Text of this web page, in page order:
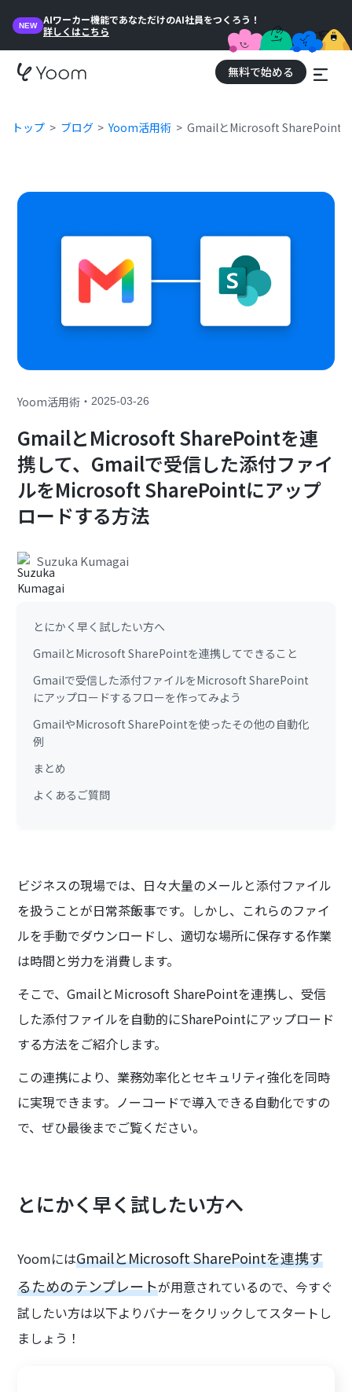
NEW
AIワーカー機能であなただけのAI社員をつくろう！
詳しくはこちら
無料で始める
トップ ブログ Yoom活用術 GmailとMicrosoft SharePoint
Yoom活用術 ・2025-03-26
GmailとMicrosoft SharePointを連
携して、Gmailで受信した添付ファイ
ルをMicrosoft SharePointにアップ
ロードする方法
Suzuka Kumagai
とにかく早く試したい方へ
GmailとMicrosoft SharePointを連携してできること
Gmailで受信した添付ファイルをMicrosoft SharePoint
にアップロードするフローを作ってみよう
GmailやMicrosoft SharePointを使ったその他の自動化
例
まとめ
よくあるご質問
ビジネスの現場では、日々大量のメールと添付ファイル
を扱うことが日常茶飯事です。しかし、これらのファイ
ルを手動でダウンロードし、適切な場所に保存する作業
は時間と労力を消費します。
そこで、GmailとMicrosoft SharePointを連携し、受信
した添付ファイルを自動的にSharePointにアップロード
する方法をご紹介します。
この連携により、業務効率化とセキュリティ強化を同時
に実現できます。ノーコードで導入できる自動化ですの
で、ぜひ最後までご覧ください。
とにかく早く試したい方へ
YoomにはGmailとMicrosoft SharePointを連携す
るためのテンプレートが用意されているので、今すぐ
試したい方は以下よりバナーをクリックしてスタートし
ましょう！